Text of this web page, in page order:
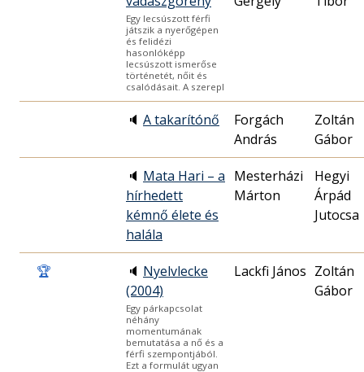
Egy lecsúszott férfi
játszik a nyerőgépen
és felidézi
hasonlóképp
lecsúszott ismerőse
történetét, nőit és
csalódásait. A szerepl
🔈 A takarítónő
Forgách
András
Zoltán
Gábor
🔈 Mata Hari – a
hírhedett
kémnő élete és
halála
Mesterházi
Márton
Hegyi
Árpád
Jutocsa
🏆 🔈 Nyelvlecke
(2004)
Egy párkapcsolat
néhány
momentumának
bemutatása a nő és a
férfi szempontjából.
Ezt a formulát ugyan
Lackfi János Zoltán
Gábor